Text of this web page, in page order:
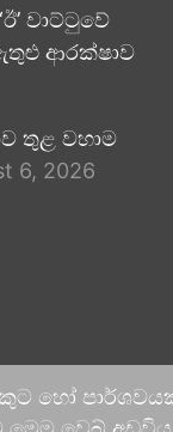
වාට්ටුවේ
ආරක්ෂාව
තුළ වහාම
6, 2026
හෝ